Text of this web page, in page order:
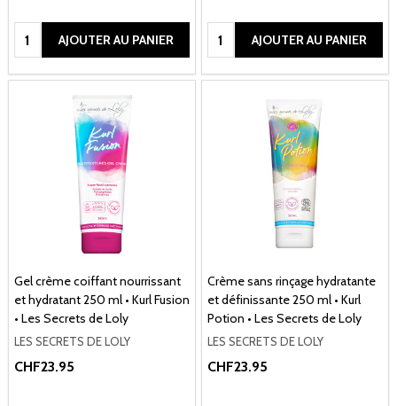
Quantité:AJOUTER AU PANIER Quantité:AJOUTER AU PANIER
Gel crème coiffant nourrissant
et hydratant 250 ml • Kurl Fusion
• Les Secrets de Loly
LES SECRETS DE LOLY
CHF23.95
Crème sans rinçage hydratante
et définissante 250 ml • Kurl
Potion • Les Secrets de Loly
LES SECRETS DE LOLY
CHF23.95